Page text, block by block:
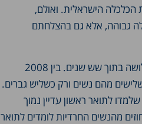
הכלכלה הישראלית. ואולם,
גבוהה, אלא גם בהצלחתם
מספר החרדים הלומדים במוסדות להשכלה גבוהה גדל כמעט פי שלושה בתוך שש שנים. בין 2008
החרדים מ-1,122 ל-3,227, כשני שלישים מהם נשים ורק כשליש גברים.
(גילאי 35–25) שלומדים או שלמדו לתואר ראשון עדיין נמוך
למגזרים האחרים: רק 8 אחוזים מהגברים החרדים ו-15 אחוזים מהנשים החרדיות לומדים לתואר